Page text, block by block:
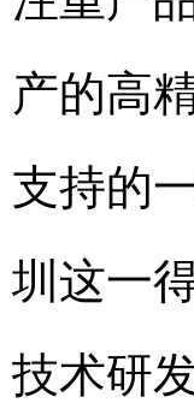
产的高
支持的
圳这一
技术研